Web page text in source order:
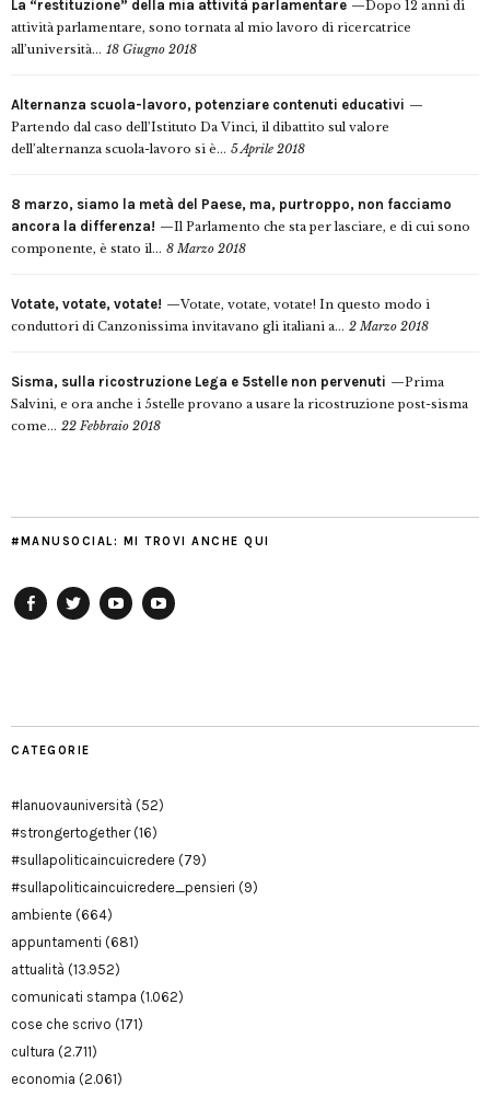
La “restituzione” della mia attività parlamentare
Dopo 12 anni di
attività parlamentare, sono tornata al mio lavoro di ricercatrice
all’università... 18 Giugno 2018
Alternanza scuola-lavoro, potenziare contenuti educativi
Partendo dal caso dell’Istituto Da Vinci, il dibattito sul valore
dell’alternanza scuola-lavoro si è... 5 Aprile 2018
8 marzo, siamo la metà del Paese, ma, purtroppo, non facciamo
ancora la differenza!
Il Parlamento che sta per lasciare, e di cui sono
componente, è stato il... 8 Marzo 2018
Votate, votate, votate!
Votate, votate, votate! In questo modo i
conduttori di Canzonissima invitavano gli italiani a... 2 Marzo 2018
Sisma, sulla ricostruzione Lega e 5stelle non pervenuti
Prima
Salvini, e ora anche i 5stelle provano a usare la ricostruzione post-sisma
come... 22 Febbraio 2018
#MANUSOCIAL: MI TROVI ANCHE QUI
CATEGORIE
#lanuovauniversità (52)
#strongertogether(16)
#sullapoliticaincuicredere (79)
#sullapoliticaincuicredere_pensieri (9)
ambiente (664)
appuntamenti (681)
attualità (13.952)
comunicati stampa (1.062)
cose che scrivo (171)
cultura (2.711)
economia (2.061)